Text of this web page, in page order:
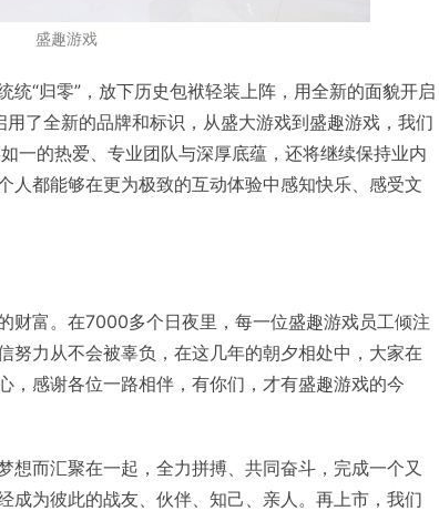
盛趣游戏
统“归零”，放下历史包袱轻装上阵，用全新的面貌开启
了全新的品牌和标识，从盛大游戏到盛趣游戏，我们
一的热爱、专业团队与深厚底蕴，还将继续保持业内
人都能够在更为极致的互动体验中感知快乐、感受文
财富。在7000多个日夜里，每一位盛趣游戏员工倾注
努力从不会被辜负，在这几年的朝夕相处中，大家在
，感谢各位一路相伴，有你们，才有盛趣游戏的今
想而汇聚在一起，全力拼搏、共同奋斗，完成一个又
成为彼此的战友、伙伴、知己、亲人。再上市，我们